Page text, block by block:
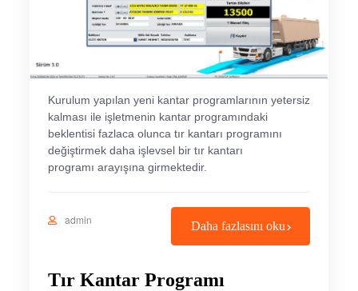
Kurulum yapılan yeni kantar programlarının yetersiz
kalması ile işletmenin kantar programındaki
beklentisi fazlaca olunca tır kantarı programını
değiştirmek daha işlevsel bir tır kantarı
programı arayışına girmektedir.
admin Daha fazlasını oku
Tır Kantar Programı